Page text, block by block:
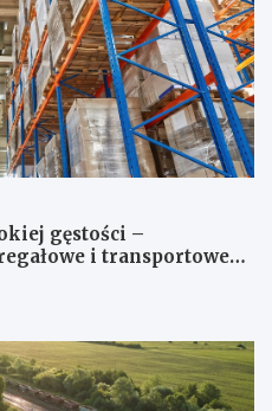
gęstości –
i transportowe